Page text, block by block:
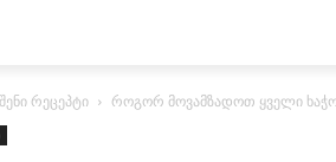
შენი რეცეპტი როგორ მოვამზადოთ ყველი